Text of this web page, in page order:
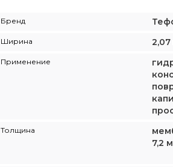
Бренд
Ширина 2,07
Применение
Толщина
7,2